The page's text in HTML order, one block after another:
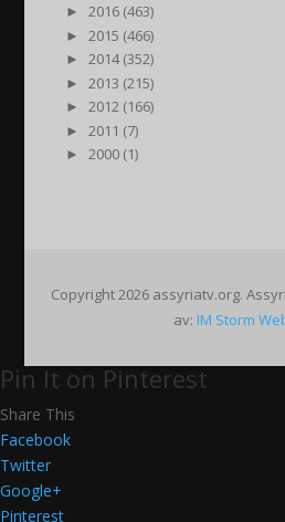
►
2016 (463)
►
2015 (466)
►
2014 (352)
►
2013 (215)
►
2012 (166)
►
2011 (7)
►
2000 (1)
Copyright 2026 assyriatv.org.
av: IM Storm
Pin It on Pinterest
Share This
Facebook
Twitter
Google+
Pinterest